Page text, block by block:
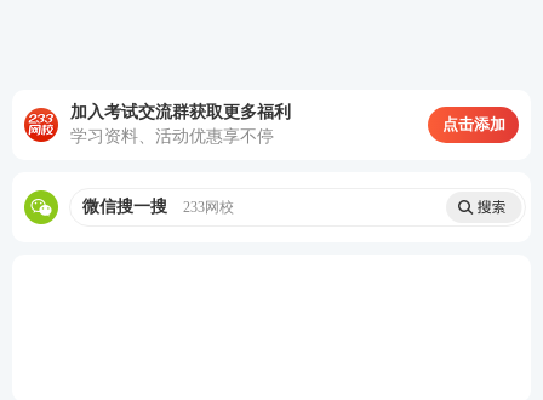
0;
0;
加入考试交流群获取更多福利
学习资料、活动优惠享不停
点击添加
微信搜一搜 233网校